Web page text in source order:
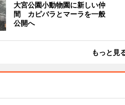
大宮公園小動物園に新しい仲
間 カピバラとマーラを一般
公開へ
もっと見